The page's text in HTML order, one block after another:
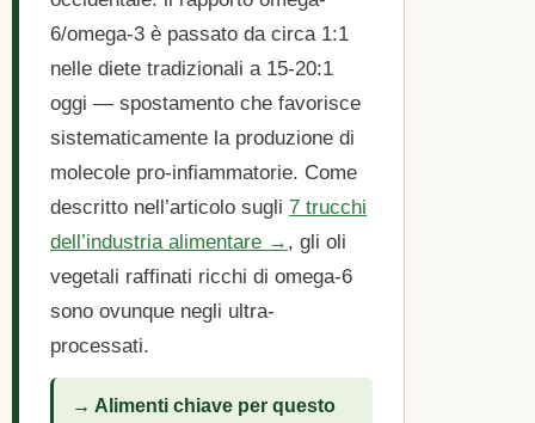
6/omega-3 è passato da circa 1:1
nelle diete tradizionali a 15-20:1
oggi — spostamento che favorisce
sistematicamente la produzione di
molecole pro-infiammatorie. Come
descritto nell’articolo sugli 7 trucchi
dell’industria alimentare → , gli oli
vegetali raffinati ricchi di omega-6
sono ovunque negli ultra-
processati.
→ Alimenti chiave per questo